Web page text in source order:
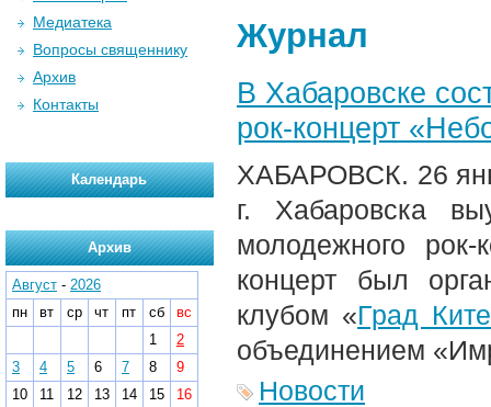
Журнал
В Хабаровске
рок-концерт
ХАБАРОВСК. 26
г. Хабаровска
молодежного
концерт был
клубом «Град
объединением
Новости
Медиатека
Вопросы священнику
Архив
Контакты
Календарь
Архив
Август - 2026
пн
вт ср чт пт сб
вс
1
2
3
4 5 6 7 8
9
10
11 12 13 14 15
16